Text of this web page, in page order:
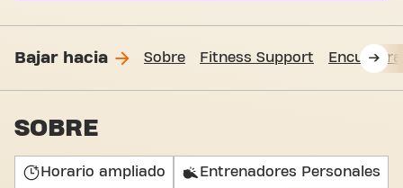
Bajar hacia Sobre Fitness Support
SOBRE
Horario ampliado Entrenadores Personales